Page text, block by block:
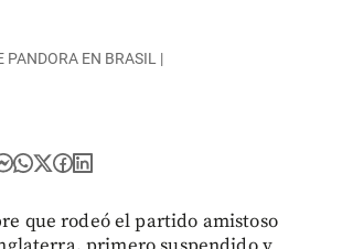
PANDORA EN BRASIL |
que rodeó el partido amistoso